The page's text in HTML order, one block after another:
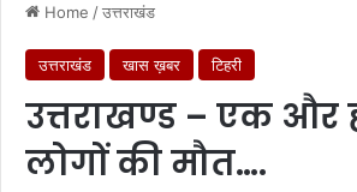
Home /उत्तराखंड
उत्तराखंड खास ख़बर टिहरी
उत्तराखण्ड – एक और
लोगों की मौत….